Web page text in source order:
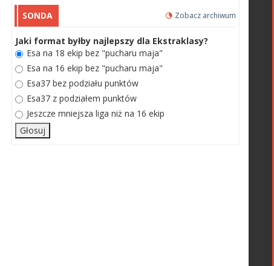
SONDA Zobacz archiwum
Jaki format byłby najlepszy dla Ekstraklasy?
Esa na 18 ekip bez "pucharu maja"
Esa na 16 ekip bez "pucharu maja"
Esa37 bez podziału punktów
Esa37 z podziałem punktów
Jeszcze mniejsza liga niż na 16 ekip